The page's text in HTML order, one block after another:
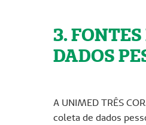
3. FONTES
DADOS
A UNIMED TRÊS
coleta de dados